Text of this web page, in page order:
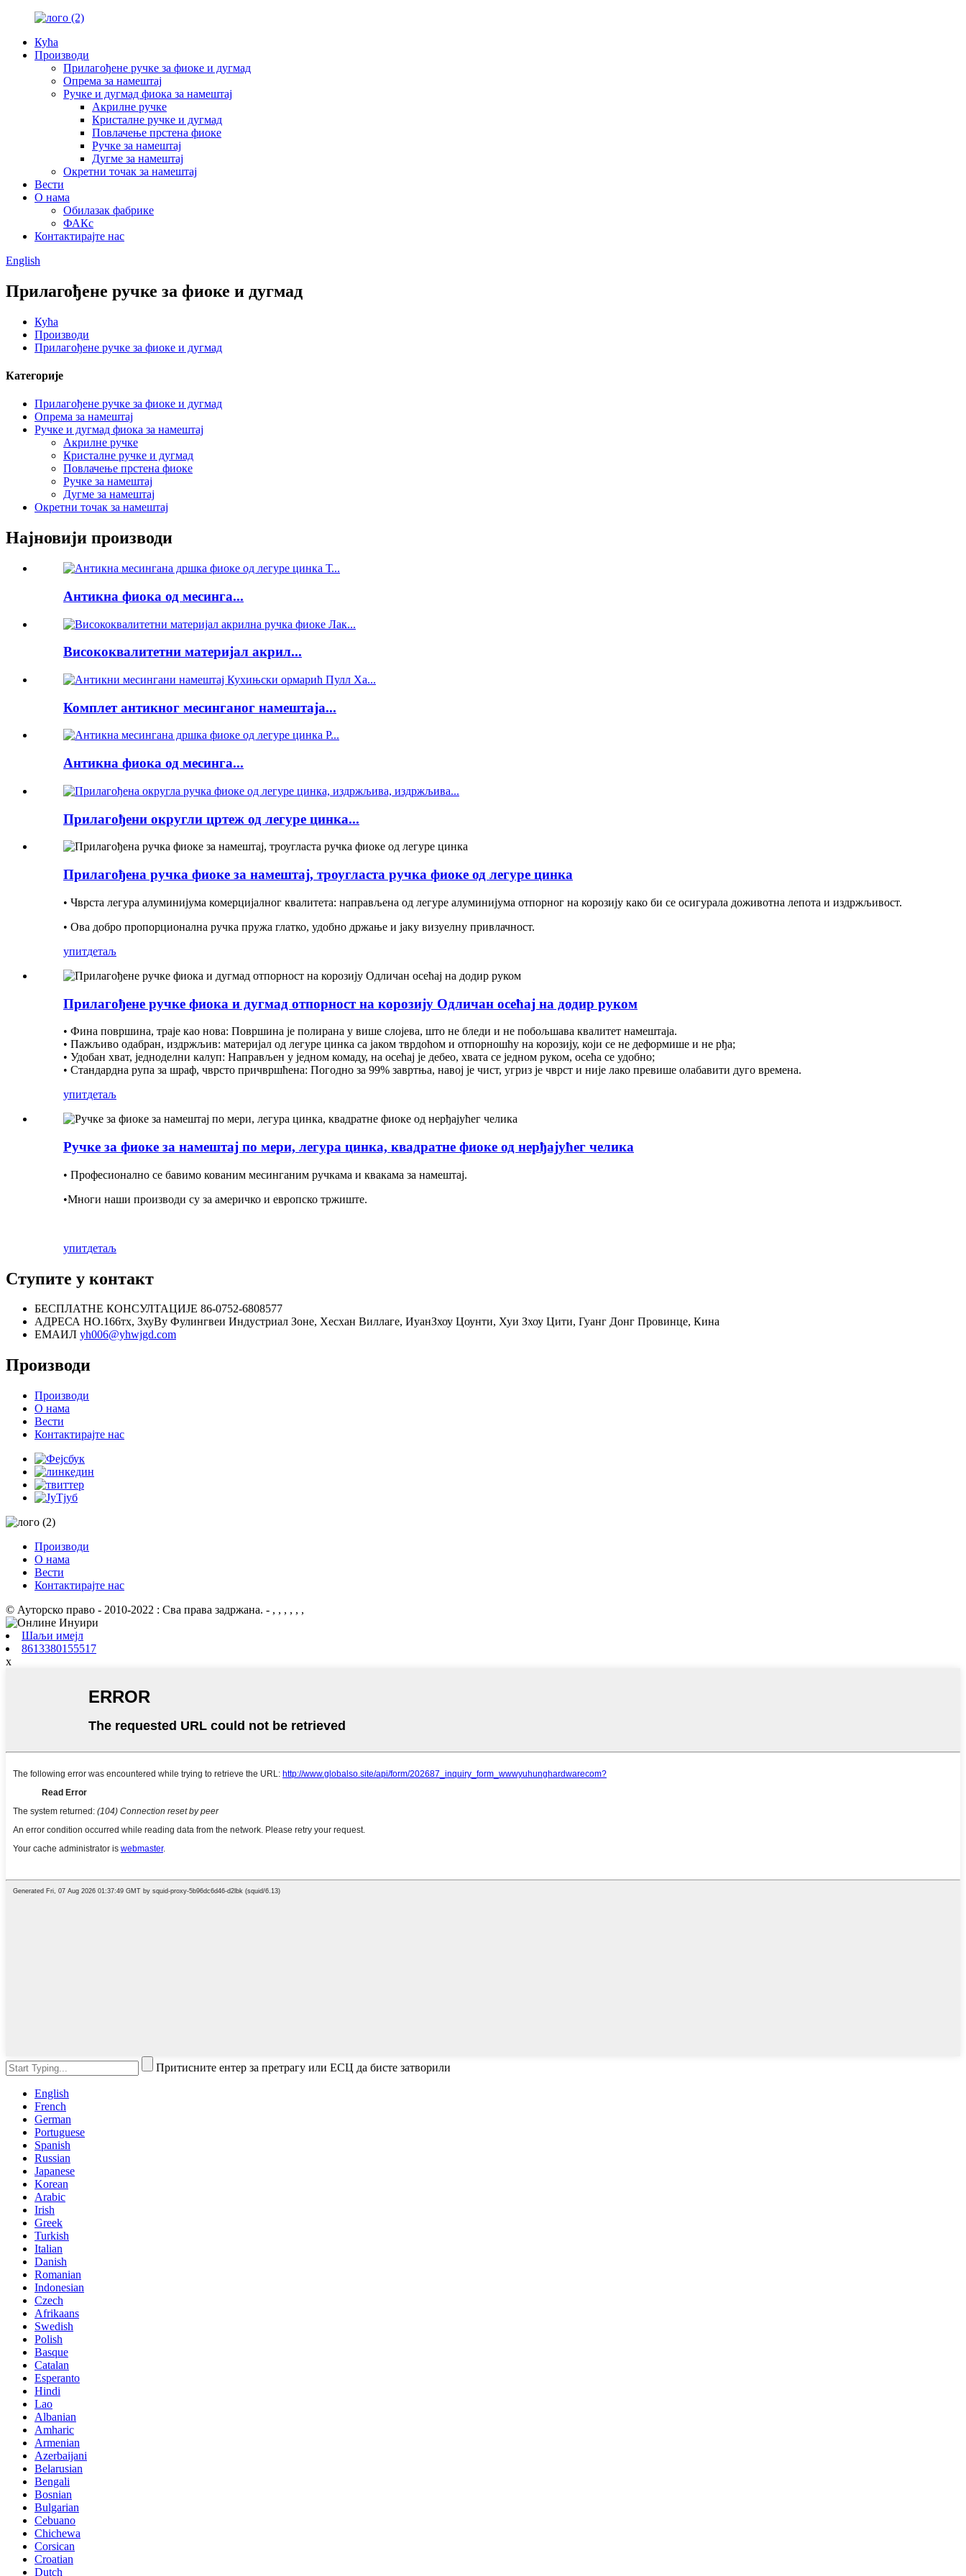
Кућа
Производи
Прилагођене ручке за фиоке и дугмад
Опрема за намештај
Ручке и дугмад фиока за намештај
Акрилне ручке
Кристалне ручке и дугмад
Повлачење прстена фиоке
Ручке за намештај
Дугме за намештај
Окретни точак за намештај
Вести
О нама
Обилазак фабрике
ФАКс
Контактирајте нас
English
Прилагођене ручке за фиоке и дугмад
Кућа
Производи
Прилагођене ручке за фиоке и дугмад
Категорије
Прилагођене ручке за фиоке и дугмад
Опрема за намештај
Ручке и дугмад фиока за намештај
Акрилне ручке
Кристалне ручке и дугмад
Повлачење прстена фиоке
Ручке за намештај
Дугме за намештај
Окретни точак за намештај
Најновији производи
Антикна фиока од месинга...
Висококвалитетни материјал акрил...
Комплет антикног месинганог намештаја...
Антикна фиока од месинга...
Прилагођени округли цртеж од легуре цинка...
Прилагођена ручка фиоке за намештај, троугласта ручка фиоке од легуре цинка
• Чврста легура алуминијума комерцијалног квалитета: направљена од легуре алуминијума отпорног на корозију како би се осигурала доживотна лепота и издржљивост.
• Ова добро пропорционална ручка пружа глатко, удобно држање и јаку визуелну привлачност.
упитдетаљ
Прилагођене ручке фиока и дугмад отпорност на корозију Одличан осећај на додир руком
• Фина површина, траје као нова: Површина је полирана у више слојева, што не бледи и не побољшава квалитет намештаја.
• Пажљиво одабран, издржљив: материјал од легуре цинка са јаком тврдоћом и отпорношћу на корозију, који се не деформише и не рђа;
• Удобан хват, једноделни калуп: Направљен у једном комаду, на осећај је дебео, хвата се једном руком, осећа се удобно;
• Стандардна рупа за шраф, чврсто причвршћена: Погодно за 99% завртња, навој је чист, угриз је чврст и није лако превише олабавити дуго времена.
упитдетаљ
Ручке за фиоке за намештај по мери, легура цинка, квадратне фиоке од нерђајућег челика
• Професионално се бавимо кованим месинганим ручкама и квакама за намештај.
•Многи наши производи су за америчко и европско тржиште.
упитдетаљ
Ступите у контакт
БЕСПЛАТНЕ КОНСУЛТАЦИЈЕ 86-0752-6808577
АДРЕСА НО.166тх, ЗхуВу Фулингвеи Индустриал Зоне, Хесхан Виллаге, ИуанЗхоу Цоунти, Хуи Зхоу Цити, Гуанг Донг Провинце, Кина
ЕМАИЛ yh006@yhwjgd.com
Производи
Производи
О нама
Вести
Контактирајте нас
Производи
О нама
Вести
Контактирајте нас
© Ауторско право - 2010-2022 : Сва права задржана. - , , , , , ,
Шаљи имејл
8613380155517
x
Притисните ентер за претрагу или ЕСЦ да бисте затворили
English
French
German
Portuguese
Spanish
Russian
Japanese
Korean
Arabic
Irish
Greek
Turkish
Italian
Danish
Romanian
Indonesian
Czech
Afrikaans
Swedish
Polish
Basque
Catalan
Esperanto
Hindi
Lao
Albanian
Amharic
Armenian
Azerbaijani
Belarusian
Bengali
Bosnian
Bulgarian
Cebuano
Chichewa
Corsican
Croatian
Dutch